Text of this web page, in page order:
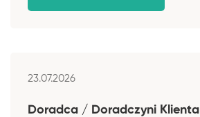
23.07.2026
Doradca / Doradczyni Klienta